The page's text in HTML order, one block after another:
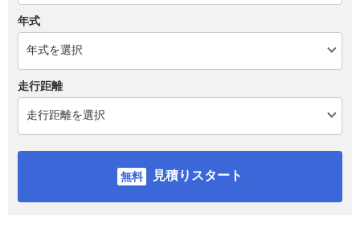
年式
走行距離
見積りスタート